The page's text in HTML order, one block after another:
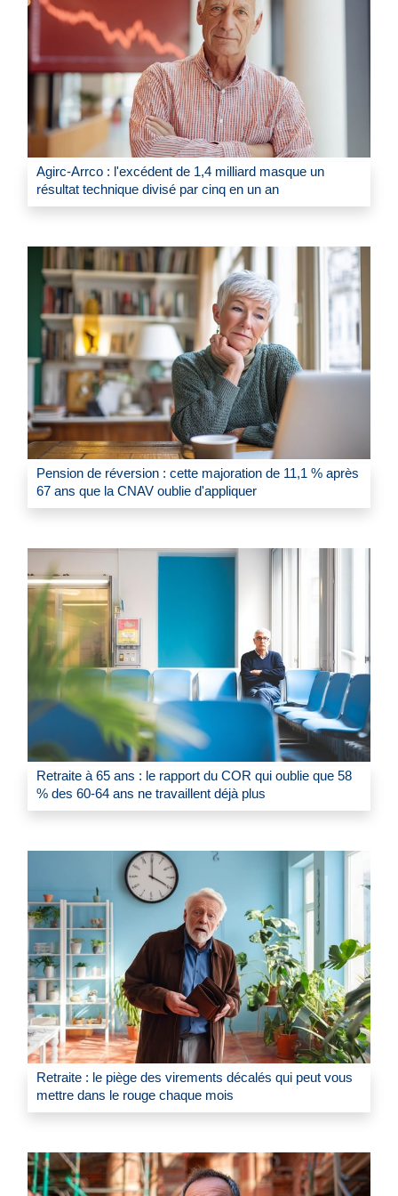
Agirc-Arrco : l'excédent de 1,4 milliard masque un
résultat technique divisé par cinq en un an
Pension de réversion : cette majoration de 11,1 % après
67 ans que la CNAV oublie d'appliquer
Retraite à 65 ans : le rapport du COR qui oublie que 58
% des 60-64 ans ne travaillent déjà plus
Retraite : le piège des virements décalés qui peut vous
mettre dans le rouge chaque mois